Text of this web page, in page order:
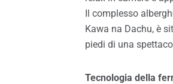
Finestre per tetti
Il complesso
Kawa na Dachu, è
piedi di una
Tecnologia della